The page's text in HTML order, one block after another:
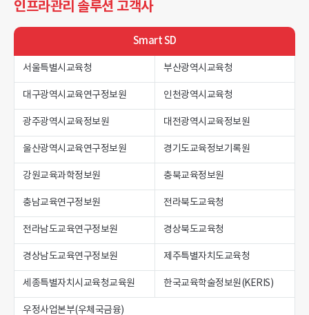
인프라관리 솔루션 고객사
Smart SD
서울특별시교육청 부산광역시교육청
대구광역시교육연구정보원 인천광역시교육청
광주광역시교육정보원 대전광역시교육정보원
울산광역시교육연구정보원 경기도교육정보기록원
강원교육과학정보원 충북교육정보원
충남교육연구정보원 전라북도교육청
전라남도교육연구정보원 경상북도교육청
경상남도교육연구정보원 제주특별자치도교육청
세종특별자치시교육청교육원 한국교육학술정보원(KERIS)
우정사업본부(우체국금융)